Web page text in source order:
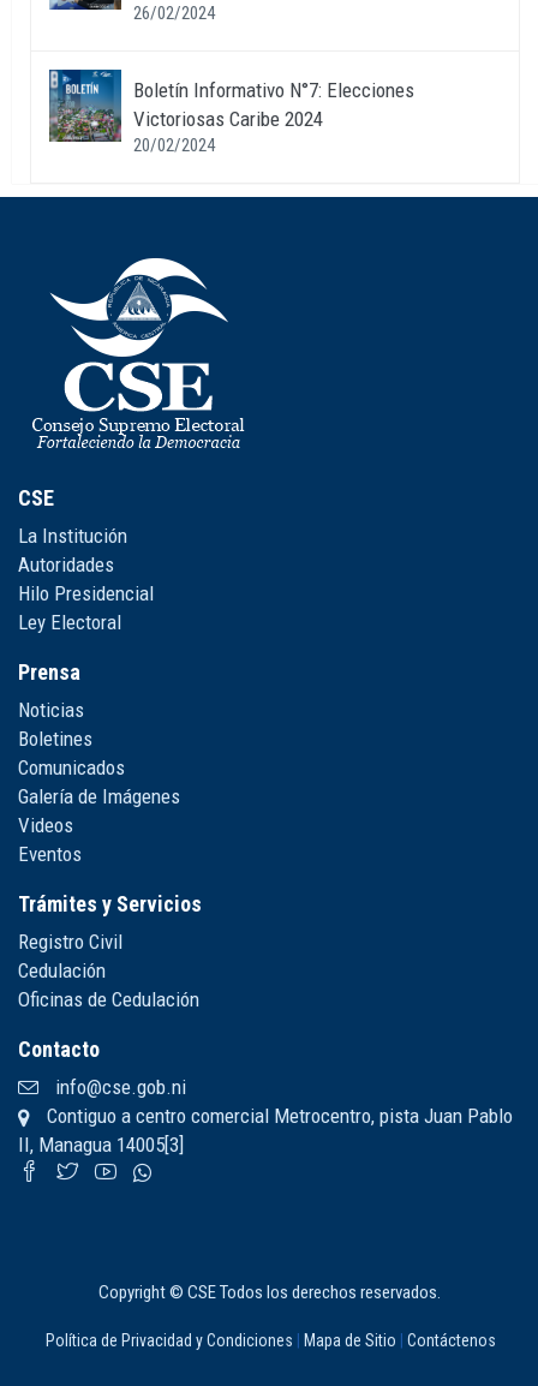
26/02/2024
Boletín Informativo N°7: Elecciones
Victoriosas Caribe 2024
20/02/2024
CSE
La Institución
Autoridades
Hilo Presidencial
Ley Electoral
Prensa
Noticias
Boletines
Comunicados
Galería de Imágenes
Videos
Eventos
Trámites y Servicios
Registro Civil
Cedulación
Oficinas de Cedulación
Contacto
info@cse.gob.ni
Contiguo a centro comercial Metrocentro, pista Juan Pablo
II, Managua 14005[3]
Copyright © CSE Todos los derechos reservados.
Política de Privacidad y Condiciones Mapa de Sitio Contáctenos